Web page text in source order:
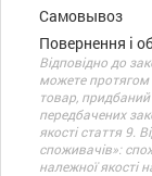
Самовывоз
Повернення і
Відповідно до
можете протягом
товар,
передбачених
якості стаття 9.
споживачів»:
належної якості